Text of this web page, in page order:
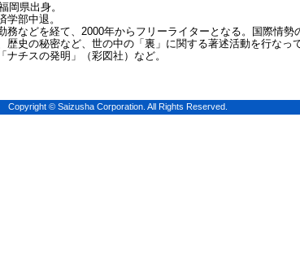
岡県出身。
学部中退。
務などを経て、2000年からフリーライターとなる。国際情勢
歴史の秘密など、世の中の「裏」に関する著述活動を行なっ
ナチスの発明」（彩図社）など。
Copyright © Saizusha Corporation. All Rights Reserved.